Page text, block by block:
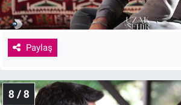
Paylaş
8 / 8